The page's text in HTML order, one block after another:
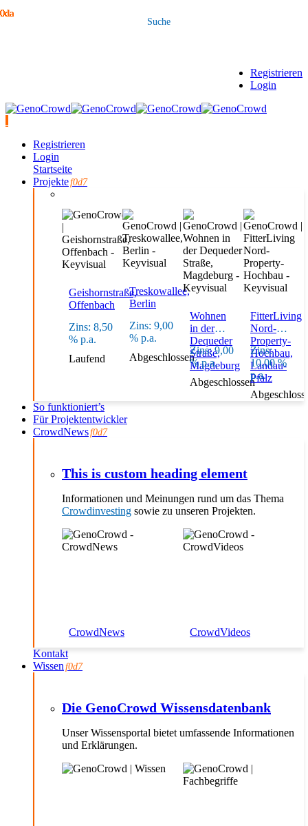
Registrieren
Login
Registrieren
Login
Startseite
Projekte
Geishornstraße,
Offenbach
8,50
Laufend
Treskowallee,
Berlin
9,00
Abgeschlossen
Wohnen
in der
Dequeder
Straße,
Magdeburg
9,00
Abgeschlossen
FitterLiving
Nord-
Property-
Hochbau,
Landau-
Pfalz
10,00
So funktioniert’s
Für Projektentwickler
CrowdNews
This is custom heading element
Informationen und Meinungen rund um das Thema
Crowdinvesting sowie zu unseren Projekten.
CrowdNews
CrowdVideos
Kontakt
Wissen
Die GenoCrowd Wissensdatenbank
Unser Wissensportal bietet umfassende Informationen
und Erklärungen.